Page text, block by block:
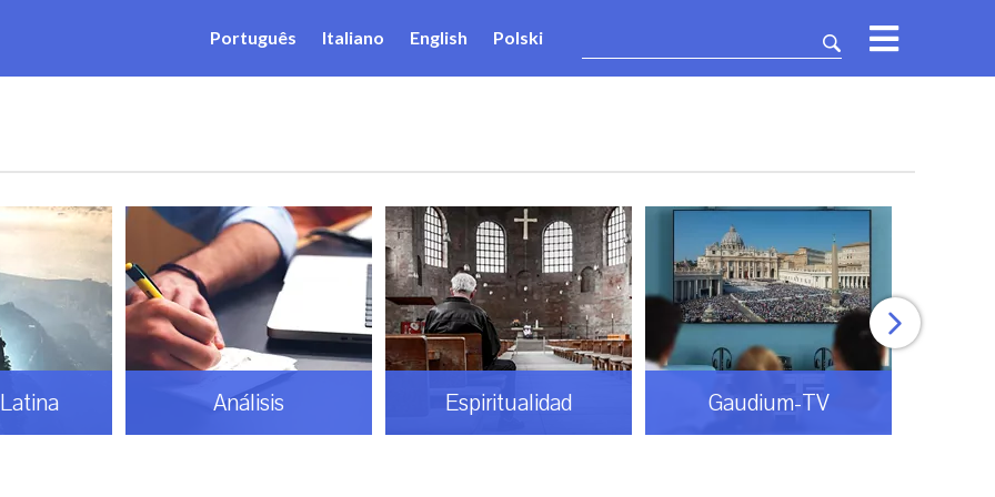
Português Italiano English Polski
Análisis Espiritualidad Gaudium-TV